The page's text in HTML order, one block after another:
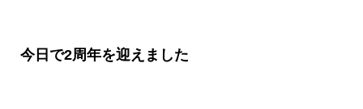
今日で2周年を迎えました